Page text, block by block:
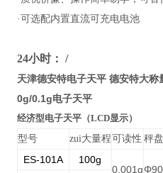
·可选配内置直流可充电电池
24小时： /
天津德安特电子天平 德安特大
0g/0.1g电子天平
经济型电子天平（LCD显示）
型号
zui大量程可读性 秤
ES-101A
100g
0.001g